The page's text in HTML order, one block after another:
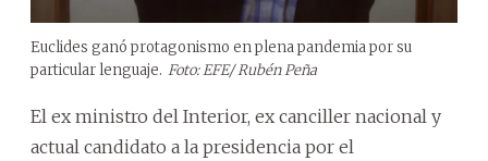
Euclides ganó protagonismo en plena pandemia por su
particular lenguaje. Foto: EFE/ Rubén Peña
El ex ministro del Interior, ex canciller nacional y
actual candidato a la presidencia por el